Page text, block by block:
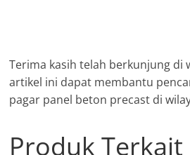
Terima kasih telah berkunjung di
artikel ini dapat membantu
pagar panel beton precast di
Produk Terkait